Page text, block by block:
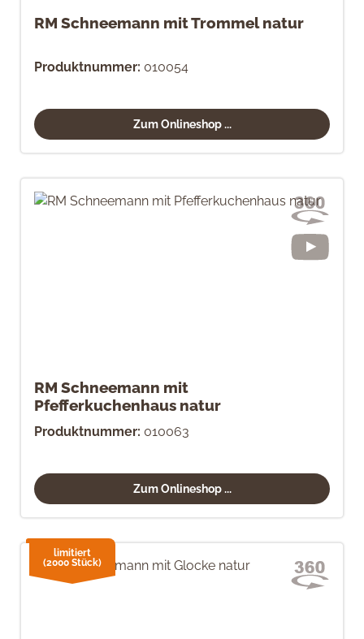
RM Schneemann mit Trommel natur
Produktnummer: 010054
Zum Onlineshop ...
RM Schneemann mit
Pfefferkuchenhaus natur
Produktnummer: 010063
Zum Onlineshop ...
limitiert
(2000 Stück)